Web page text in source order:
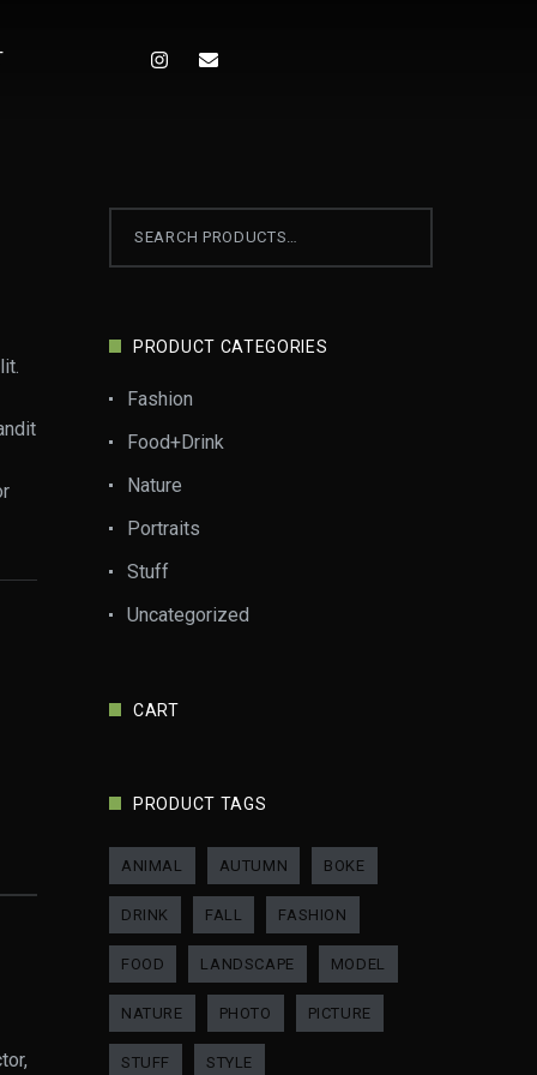
PRODUCT CATEGORIES
Fashion
Food+Drink
Nature
Portraits
Stuff
Uncategorized
CART
PRODUCT TAGS
ANIMAL AUTUMN BOKE
DRINK FALL FASHION
FOOD LANDSCAPE MODEL
NATURE PHOTO PICTURE
STUFF STYLE